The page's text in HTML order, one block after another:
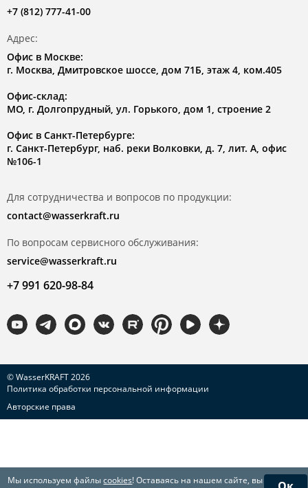
Мы используем файлыcookies! Оставаясь на нашем сайте, вы
+7 (812) 777-41-00
Адрес:
Офис в Москве:
г. Москва, Дмитровское шоссе, дом 71Б, этаж 4, ком.405
Офис-склад:
МО, г. Долгопрудный, ул. Горького, дом 1, строение 2
Офис в Санкт-Петербурге:
г. Санкт-Петербург, наб. реки Волковки, д. 7, лит. А, офис
№106-1
Для сотрудничества и вопросов по продукции:
contact@wasserkraft.ru
По вопросам сервисного обслуживания:
service@wasserkraft.ru
+7 991 620-98-84
© WasserKRAFT 2026
Политика обработки персональной информации
Авторские права